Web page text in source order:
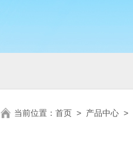
当前位置： 首页 > 产品中心 >